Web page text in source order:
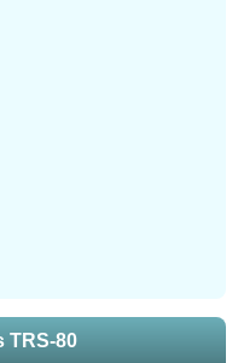
TRS-80